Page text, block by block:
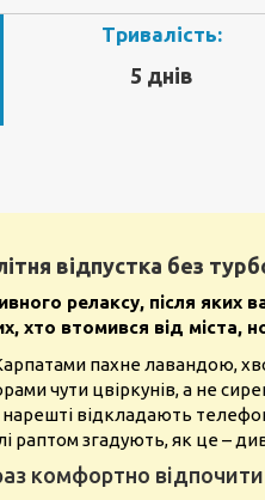
Тривалість:
5 днів
відпустка без
релаксу, після
хто втомився від міста,
пахне лавандою,
чути цвіркунів, а не
нарешті відкладають
раптом згадують, як це –
комфортно відпочити